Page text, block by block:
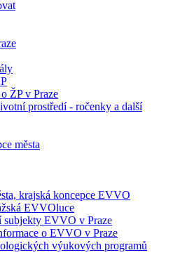
ŽP v Praze
prostředí - ročenky a další
města
krajská koncepce EVVO
EVVOluce
subjekty EVVO v Praze
o EVVO v Praze
výukových programů